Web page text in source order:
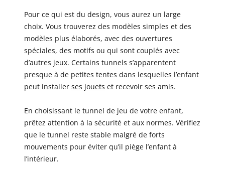
Pour ce qui est du design, vous aurez un large
choix. Vous trouverez des modèles simples et des
modèles plus élaborés, avec des ouvertures
spéciales, des motifs ou qui sont couplés avec
d’autres jeux. Certains tunnels s’apparentent
presque à de petites tentes dans lesquelles l’enfant
peut installer ses jouets et recevoir ses amis.
En choisissant le tunnel de jeu de votre enfant,
prêtez attention à la sécurité et aux normes. Vérifiez
que le tunnel reste stable malgré de forts
mouvements pour éviter qu’il piège l’enfant à
l’intérieur.